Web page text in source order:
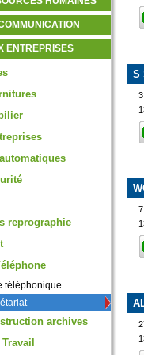
ENTREPRISES
reprographie
téléphonique
archives
S